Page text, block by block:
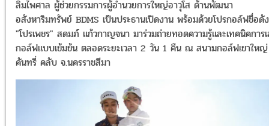
ลิ้มไพศาล ผู้ช่วยกรรมการผู้อำนวยการใหญ่อาวุโส ด้านพัฒนา
อสังหาริมทรัพย์ BDMS เป็นประธานเปิดงาน พร้อมด้วยโปรกอล์ฟชื่อดัง
"โปรเพชร" สดมภ์ แก้วกาญจนา มาร่วมถ่ายทอดความรู้และเทคนิคการ
กอล์ฟแบบเข้มข้น ตลอดระยะเวลา 2 วัน 1 คืน ณ สนามกอล์ฟเขาใหญ่
คันทรี่ คลับ จ.นครราชสีมา